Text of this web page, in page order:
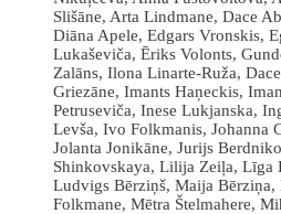
Slišāne, Arta Lindmane, Dace
Diāna Apele, Edgars Vronskis,
Lukaševiča, Ēriks Volonts,
Zalāns, Ilona Linarte-Ruža,
Griezāne, Imants Haņeckis,
Petruseviča, Inese Lukjanska,
Levša, Ivo Folkmanis, Johanna
Jolanta Jonikāne, Jurijs
Shinkovskaya, Lilija Zeiļa, Līga
Ludvigs Bērziņš, Maija Bērziņa,
Folkmane, Mētra Štelmahere,